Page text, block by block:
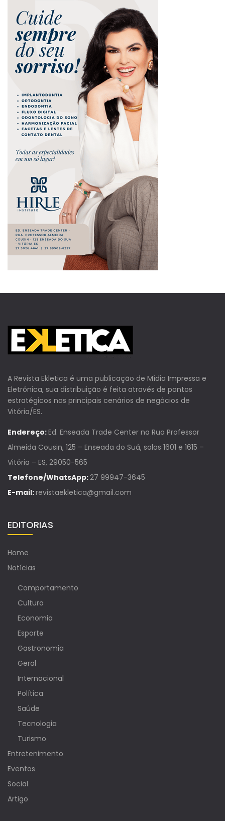
A Revista Ekletica é uma publicação de Mídia Impressa e
Eletrônica, sua distribuição é feita através de pontos
estratégicos nos principais cenários de negócios de
Vitória/ES.
Endereço:Ed. Enseada Trade Center na Rua Professor
Almeida Cousin, 125 – Enseada do Suá, salas 1601 e 1615 –
Vitória – ES, 29050-565
Telefone/WhatsApp:27 99947-3645
E-mail:revistaekletica@gmail.com
EDITORIAS
Home
Notícias
Comportamento
Cultura
Economia
Esporte
Gastronomia
Geral
Internacional
Política
Saúde
Tecnologia
Turismo
Entretenimento
Eventos
Social
Artigo